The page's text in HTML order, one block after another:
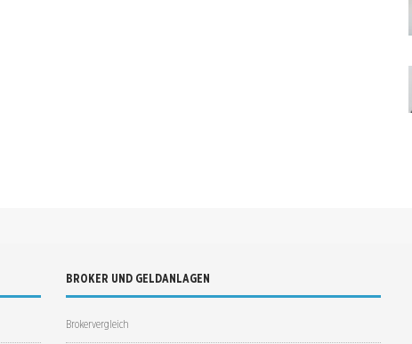
BROKER UND GELDANLAGEN
Brokervergleich